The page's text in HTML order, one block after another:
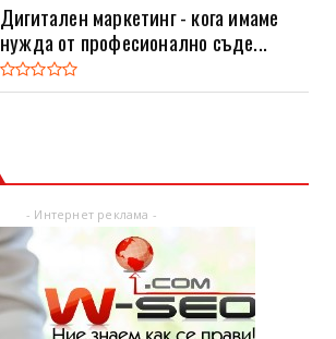
Дигитален маркетинг - кога имаме
нужда от професионално съде...
- Интернет реклама -